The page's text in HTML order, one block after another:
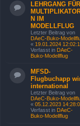
LEHRGANG FÜR
N IM
MODELLFLUG
Letzter Beitrag von
DAeC-Buko-
« 19.01.2024
Verfasst in DAeC-
Buko-Modellflug
MFSD-
Flugbuchapp
international
Letzter Beitrag von
DAeC-Buko-
« 05.12.2023
Verfasst in DAeC-
Buko-Modellflug